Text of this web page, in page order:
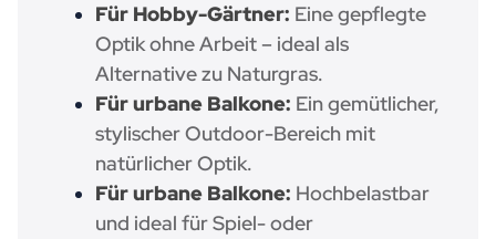
Für Hobby-Gärtner: Eine gepflegte
Optik ohne Arbeit – ideal als
Alternative zu Naturgras.
Für urbane Balkone: Ein gemütlicher,
stylischer Outdoor-Bereich mit
natürlicher Optik.
Für urbane Balkone: Hochbelastbar
und ideal für Spiel- oder